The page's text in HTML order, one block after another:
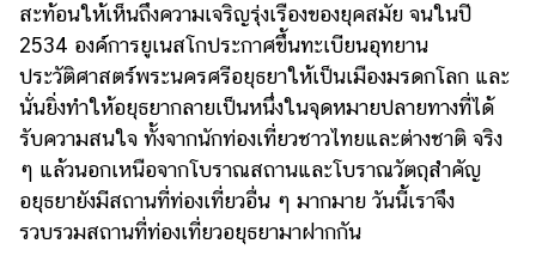
ผู้
หญิง
ผู้ชาย
สุขภาพ
เที่ยว
สะท้อนให้เห็นถึงความเจริญรุ่งเรืองของยุคสมัย จนในปี
2534 องค์การยูเนสโกประกาศขึ้นทะเบียนอุทยาน
ประวัติศาสตร์พระนครศรีอยุธยาให้เป็นเมืองมรดกโลก และ
นั่นยิ่งทำให้อยุธยากลายเป็นหนึ่งในจุดหมายปลายทางที่ได้
รับความสนใจ ทั้งจากนักท่องเที่ยวชาวไทยและต่างชาติ จริง
ๆ แล้วนอกเหนือจากโบราณสถานและโบราณวัตถุสำคัญ
อยุธยายังมีสถานที่ท่องเที่ยวอื่น ๆ มากมาย วันนี้เราจึง
รวบรวมสถานที่ท่องเที่ยวอยุธยามาฝากกัน